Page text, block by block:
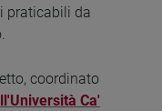
praticabili da
coordinato
Ca'